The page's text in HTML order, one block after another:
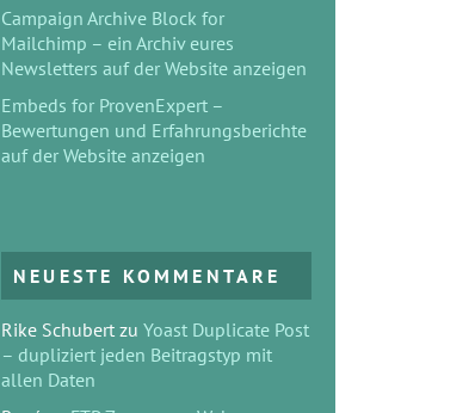
Campaign Archive Block for
Mailchimp – ein Archiv eures
Newsletters auf der Website anzeigen
Embeds for ProvenExpert –
Bewertungen und Erfahrungsberichte
auf der Website anzeigen
NEUESTE KOMMENTARE
Rike Schubert zu Yoast Duplicate Post
– dupliziert jeden Beitragstyp mit
allen Daten